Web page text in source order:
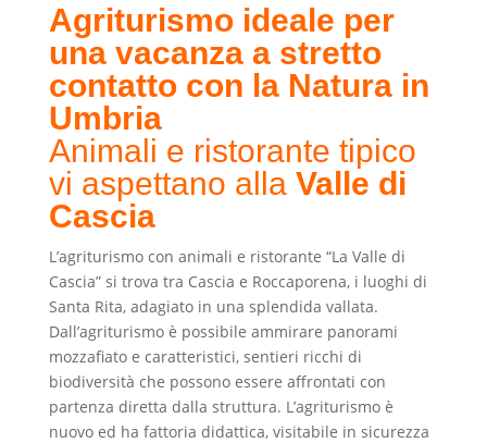
Agriturismo ideale per
una vacanza a stretto
contatto con la Natura in
Umbria
Animali e ristorante tipico
vi aspettano alla Valle di
Cascia
L’agriturismo con animali e ristorante “La Valle di
Cascia” si trova tra Cascia e Roccaporena, i luoghi di
Santa Rita, adagiato in una splendida vallata.
Dall’agriturismo è possibile ammirare panorami
mozzafiato e caratteristici, sentieri ricchi di
biodiversità che possono essere affrontati con
partenza diretta dalla struttura. L’agriturismo è
nuovo ed ha fattoria didattica, visitabile in sicurezza